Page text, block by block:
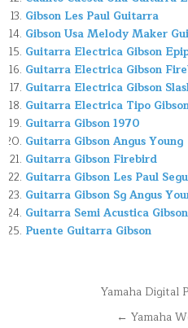
Gibson Les Paul Guitarra
Gibson Usa Melody Maker
Guitarra Electrica Gibson
Guitarra Electrica Gibson
Guitarra Electrica Gibson
Guitarra Electrica Tipo
Guitarra Gibson 1970
Guitarra Gibson Angus Young
Guitarra Gibson Firebird
Guitarra Gibson Les Paul
Guitarra Gibson Sg Angus
Guitarra Semi Acustica Gibson
Puente Guitarra Gibson
NavegaciónYamaha Digital
← Yamaha